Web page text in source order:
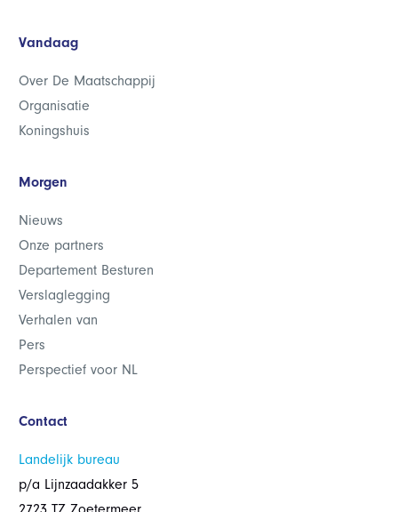
Vandaag
Over De Maatschappij
Organisatie
Koningshuis
Morgen
Nieuws
Onze partners
Departement Besturen
Verslaglegging
Verhalen van
Pers
Perspectief voor NL
Contact
Landelijk bureau
p/a Lijnzaadakker 5